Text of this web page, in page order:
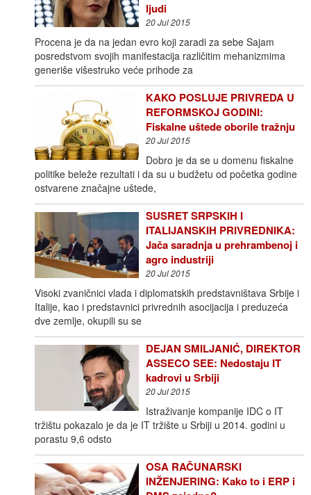
ljudi
20 Jul 2015
Procena je da na jedan evro koji zaradi za sebe Sajam
posredstvom svojih manifestacija različitim mehanizmima
generiše višestruko veće prihode za
KAKO POSLUJE PRIVREDA U
REFORMSKOJ GODINI:
Fiskalne uštede oborile tražnju
20 Jul 2015
Dobro je da se u domenu fiskalne
politike beleže rezultati i da su u budžetu od početka godine
ostvarene značajne uštede,
SUSRET SRPSKIH I
ITALIJANSKIH PRIVREDNIKA:
Jača saradnja u prehrambenoj i
agro industriji
20 Jul 2015
Visoki zvaničnici vlada i diplomatskih predstavništava Srbije i
Italije, kao i predstavnici privrednih asocijacija i preduzeća
dve zemlje, okupili su se
DEJAN SMILJANIĆ, DIREKTOR
ASSECO SEE: Nedostaju IT
kadrovi u Srbiji
20 Jul 2015
Istraživanje kompanije IDC o IT
tržištu pokazalo je da je IT tržište u Srbiji u 2014. godini u
porastu 9,6 odsto
OSA RAČUNARSKI
INŽENJERING: Kako to i ERP i